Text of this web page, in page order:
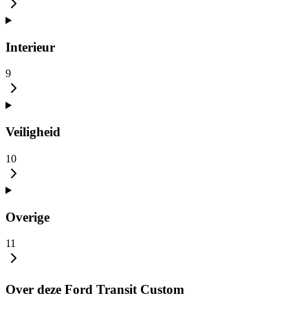
Interieur
9
Veiligheid
10
Overige
11
Over deze Ford Transit Custom